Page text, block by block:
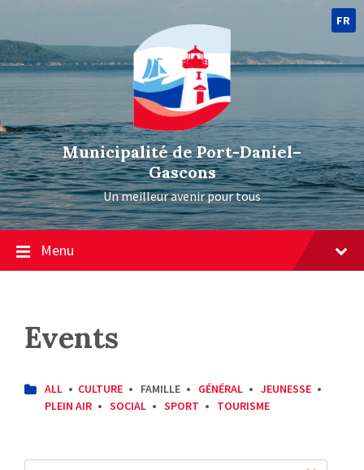
FR
Municipalité de Port-Daniel–
Gascons
Un meilleur avenir pour tous
Menu
Events
CATEGORIES:
ALL CULTURE FAMILLE GÉNÉRAL
JEUNESSE
PLEIN AIR
SOCIAL SPORT TOURISME